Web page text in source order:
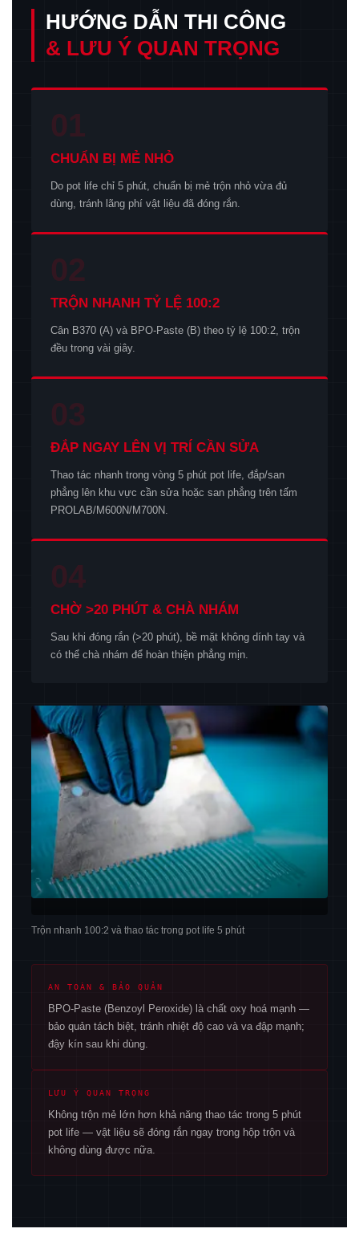
HƯỚNG DẪN THI CÔNG
& LƯU Ý QUAN TRỌNG
01
CHUẨN BỊ MẺ NHỎ
Do pot life chỉ 5 phút, chuẩn bị mẻ trộn nhỏ vừa đủ
dùng, tránh lãng phí vật liệu đã đóng rắn.
02
TRỘN NHANH TỶ LỆ 100:2
Cân B370 (A) và BPO-Paste (B) theo tỷ lệ 100:2, trộn
đều trong vài giây.
03
ĐẮP NGAY LÊN VỊ TRÍ CẦN SỬA
Thao tác nhanh trong vòng 5 phút pot life, đắp/san
phẳng lên khu vực cần sửa hoặc san phẳng trên tấm
PROLAB/M600N/M700N.
04
CHỜ >20 PHÚT & CHÀ NHÁM
Sau khi đóng rắn (>20 phút), bề mặt không dính tay và
có thể chà nhám để hoàn thiện phẳng mịn.
Trộn nhanh 100:2 và thao tác trong pot life 5 phút
AN TOÀN & BẢO QUẢN
BPO-Paste (Benzoyl Peroxide) là chất oxy hoá mạnh —
bảo quản tách biệt, tránh nhiệt độ cao và va đập mạnh;
đậy kín sau khi dùng.
LƯU Ý QUAN TRỌNG
Không trộn mẻ lớn hơn khả năng thao tác trong 5 phút
pot life — vật liệu sẽ đóng rắn ngay trong hộp trộn và
không dùng được nữa.